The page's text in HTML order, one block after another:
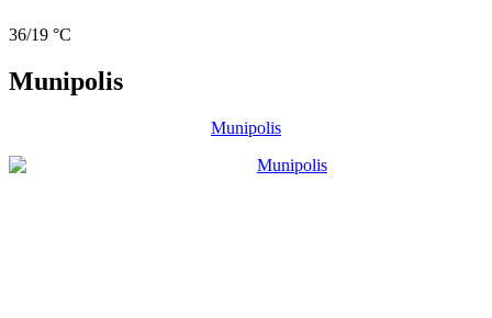
36/19 °C
Munipolis
Munipolis